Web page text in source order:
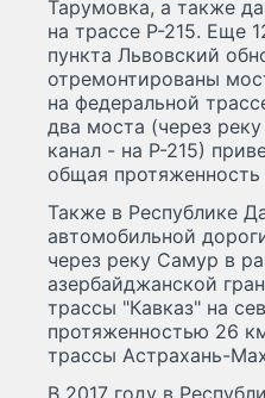
Тарумовка, а также
на трассе Р-215. Еще
пункта Львовский
отремонтированы
на федеральной
два моста (через
канал - на Р-215)
общая
Также в Республике
автомобильной
через реку Самур в
азербайджанской
трассы "Кавказ" на
протяженностью 26
трассы Астрахань-